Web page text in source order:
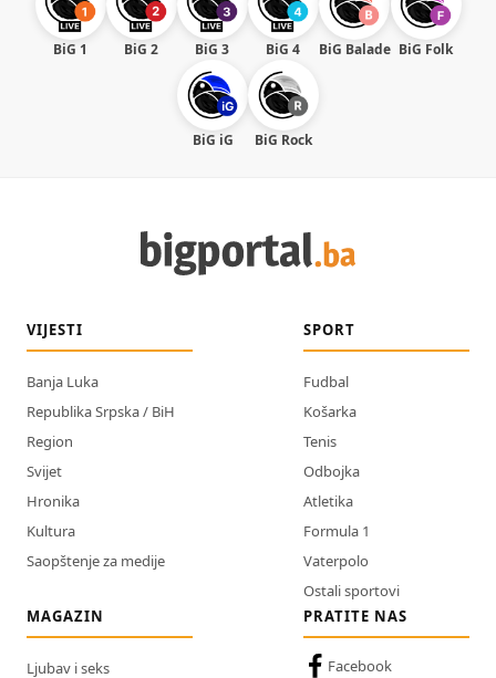
BiG 1 BiG 2 BiG 3 BiG 4 BiG Balade BiG Folk
BiG iG BiG Rock
VIJESTI
Banja Luka
Republika Srpska / BiH
Region
Svijet
Hronika
Kultura
Saopštenje za medije
SPORT
Fudbal
Košarka
Tenis
Odbojka
Atletika
Formula 1
Vaterpolo
Ostali sportovi
MAGAZIN
Ljubav i seks
PRATITE NAS
Facebook